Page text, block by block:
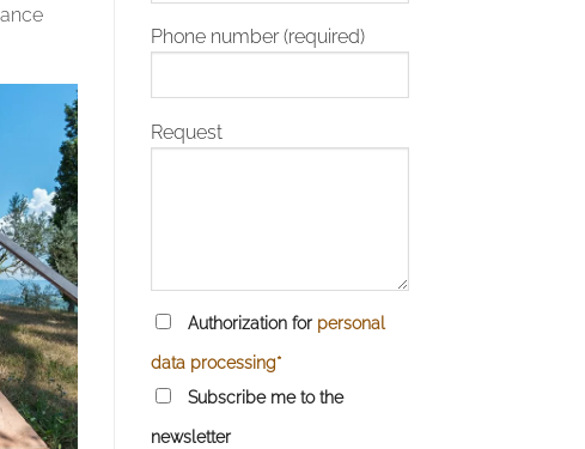
Phone number (required)
Request
Authorization for personal
data processing*
Subscribe me to the
newsletter